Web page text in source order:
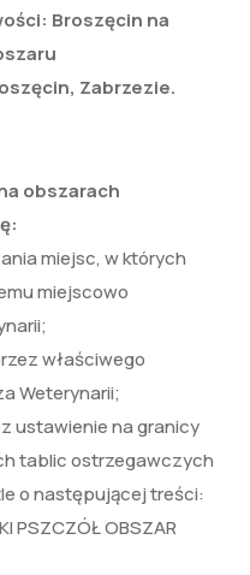
Broszęcin na
Zabrzezie.
obszarach
miejsc, w których
miejscowo
właściwego
Weterynarii;
ustawienie na granicy
tablic ostrzegawczych
o następującej treści:
PSZCZÓŁ OBSZAR